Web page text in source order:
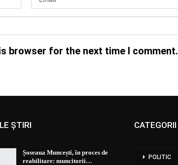
browser for the next time I comment.
ȘTIRI
Șoseaua Muncești, în proces de
reabilitare: muncitorii…
CATEGORII
POLITIC